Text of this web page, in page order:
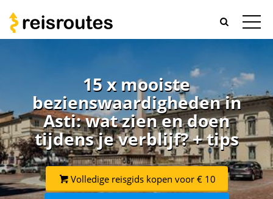
15 x mooiste
bezienswaardigheden in
Asti: wat zien en doen
tijdens je verblijf? + tips
Volledige reisgids kopen voor € 10